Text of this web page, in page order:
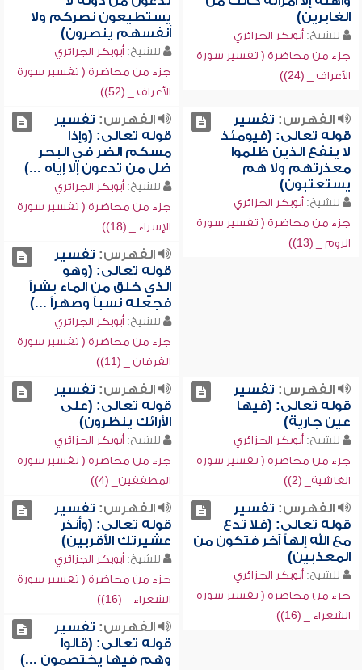
الغابرين)
للشيخ: أبوبكر الجزائري
جزء من محاضرة ( تفسير سورة
الأعراف _ (24))
يستطيعون نصركم ولا
أنفسهم ينصرون)
للشيخ: أبوبكر الجزائري
جزء من محاضرة ( تفسير سورة
الأعراف _ (52))
الفهرس: تفسير
قوله تعالى: (فيومئذ
لا ينفع الذين ظلموا
معذرتهم ولا هم
يستعتبون)
للشيخ: أبوبكر الجزائري
جزء من محاضرة ( تفسير سورة
الروم _ (13))
الفهرس: تفسير
قوله تعالى: (وإذا
مسكم الضر في البحر
ضل من تدعون إلا إياه ...)
للشيخ: أبوبكر الجزائري
جزء من محاضرة ( تفسير سورة
الإسراء _ (18))
الفهرس: تفسير
قوله تعالى: (وهو
الذي خلق من الماء بشراً
فجعله نسباً وصهراً ...)
للشيخ: أبوبكر الجزائري
جزء من محاضرة ( تفسير سورة
الفرقان _ (11))
الفهرس: تفسير
قوله تعالى: (فيها
عين جارية)
للشيخ: أبوبكر الجزائري
جزء من محاضرة ( تفسير سورة
الغاشية_ (2))
الفهرس: تفسير
قوله تعالى: (على
الأرائك ينظرون)
للشيخ: أبوبكر الجزائري
جزء من محاضرة ( تفسير سورة
المطففين_ (4))
الفهرس: تفسير
قوله تعالى: (فلا تدع
مع الله إلهاً آخر فتكون من
المعذبين)
للشيخ: أبوبكر الجزائري
جزء من محاضرة ( تفسير سورة
الشعراء _ (16))
الفهرس: تفسير
قوله تعالى: (وأنذر
عشيرتك الأقربين)
للشيخ: أبوبكر الجزائري
جزء من محاضرة ( تفسير سورة
الشعراء _ (16))
الفهرس: تفسير
قوله تعالى: (قالوا
وهم فيها يختصمون ...)